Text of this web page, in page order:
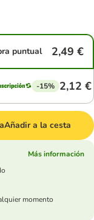
puntual 2,49 €
-15% 2,12 €
Añadir a la cesta
Más información
momento